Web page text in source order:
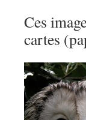
Ces
cartes